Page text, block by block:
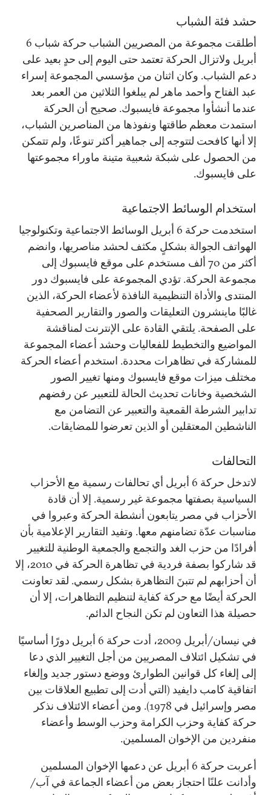
حشد فئة الشباب
أطلقت مجموعة من المصريين الشباب حركة شباب 6
أبريل ولاتزال الحركة تعتمد حتى اليوم إلى حدٍ بعيد على
دعم الشباب. وكان اثنان من مؤسسي المجموعة إسراء
عبد الفتاح وأحمد ماهر لم يبلغوا الثلاثين من العمر بعد
عندما أنشأوا مجموعة فايسبوك. صحيح أن الحركة
استمدت معظم طاقتها ونفوذها من المناصرين الشباب،
إلا أنها كافحت لتتوجه إلى جماهير أكثر تنوعًا، ولم تتمكن
من الحصول على شبكة شعبية متينة ماوراء مجموعتها
على فايسبوك.
استخدام الوسائط الاجتماعية
استخدمت حركة 6 أبريل الوسائط الاجتماعية وتكنولوجيا
الهواتف الجوالة بشكلٍ مكثف لحشد مناصريها، وانضم
أكثر من 70 ألف مستخدم على موقع فايسبوك إلى
مجموعة الحركة. تؤدي المجموعة على فايسبوك دور
المنتدى والأداة التنظيمية النافذة لأعضاء الحركة، الذين
غالبًا ماينشرون التعليقات والصور والتقارير الصحفية
على الصفحة. يلتقي القادة على الإنترنت لمناقشة
المواضيع والتخطيط للفعاليات وحشد أعضاء المجموعة
للمشاركة في تظاهرات محددة. استخدم أعضاء الحركة
مختلف ميزات موقع فايسبوك ومنها تغيير الصور
الشخصية وخانات تحديث الحالة للتعبير عن رفضهم
تدابير الشرطة القمعية والتعبير عن التضامن مع
الناشطين المعتقلين أو الذين تعرضوا للمضايقات.
التحالفات
لاتدخل حركة 6 أبريل أي تحالفات رسمية مع الأحزاب
السياسية بصفتها مجموعة غير رسمية. إلا أن قادة
الأحزاب في مصر يتابعون أنشطة الحركة وعبروا في
مناسبات عدّة تضامنهم معها. وتفيد التقارير الإعلامية بأن
أفرادًا من حزب الغد والتجمع والجمعية الوطنية للتغيير
قد شاركوا بصفة فردية في تظاهرة الحركة في 2010، إلا
أن أحزابهم لم تتبنَ التظاهرة بشكل رسمي. لقد تعاونت
الحركة أيضًا مع حركة كفاية لتنظيم التظاهرات، إلا أن
حصيلة هذا التعاون لم تكن النجاح الدائم.
في نيسان/أبريل 2009، أدت حركة 6 أبريل دورًا أساسيًا
في تشكيل ائتلاف المصريين من أجل التغيير الذي دعا
إلى إلغاء كل قوانين الطوارئ ووضع دستور جديد وإلغاء
اتفاقية كامب دايفيد (التي أدت إلى تطبيع العلاقات بين
مصر وإسرائيل في 1978). ومن أعضاء الائتلاف نذكر
حركة كفاية وحزب الكرامة وحزب الوسط وأعضاء
منفردين من الإخوان المسلمين.
أعربت حركة 6 أبريل عن دعمها الإخوان المسلمين
وأدانت علنًا احتجاز بعض من أعضاء الجماعة في آب/